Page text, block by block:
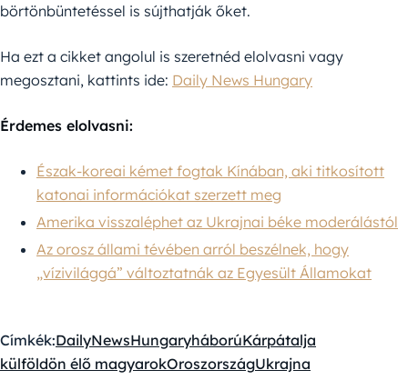
börtönbüntetéssel is sújthatják őket.
Ha ezt a cikket angolul is szeretnéd elolvasni vagy
megosztani, kattints ide: Daily News Hungary
Érdemes elolvasni:
Észak-koreai kémet fogtak Kínában, aki titkosított
katonai információkat szerzett meg
Amerika visszaléphet az Ukrajnai béke moderálástól
Az orosz állami tévében arról beszélnek, hogy
„vízivilággá” változtatnák az Egyesült Államokat
Címkék:DailyNewsHungaryháborúKárpátalja
külföldön élő magyarokOroszországUkrajna